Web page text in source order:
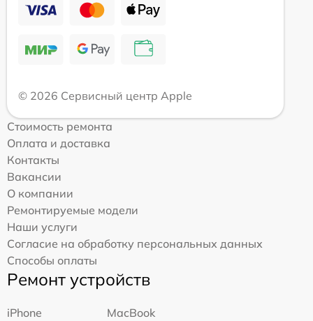
© 2026 Сервисный центр Apple
Стоимость ремонта
Оплата и доставка
Контакты
Вакансии
О компании
Ремонтируемые модели
Наши услуги
Согласие на обработку персональных данных
Способы оплаты
Ремонт устройств
iPhone
MacBook